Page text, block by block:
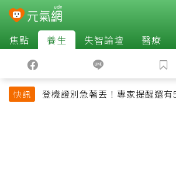
焦點 養生 失智論壇 醫療
快訊
登機證別急著丟！專家提醒還有